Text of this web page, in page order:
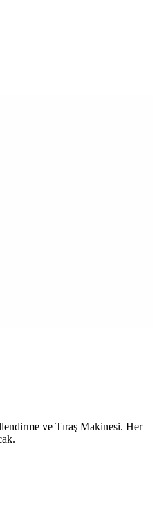
ve Tıraş Makinesi. Her